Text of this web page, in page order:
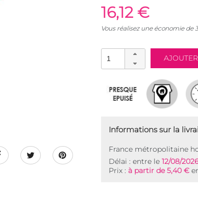
16,12 €
Vous réalisez une économie de
Informations sur la
France métropolitaine
Délai : entre le 12/08/2026
Prix : à partir de 5,40 €